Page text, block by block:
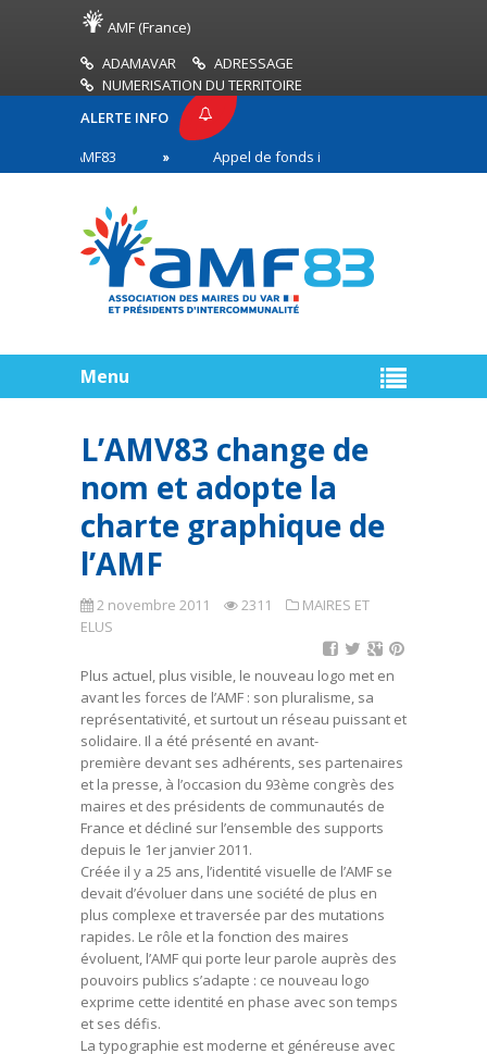
AMF (France)
ADAMAVAR
ADRESSAGE
NUMERISATION DU TERRITOIRE
ALERTE INFO
AMF83
Appel de fonds incendies de forêt
en première ligne
Menu
L’AMV83 change de
nom et adopte la
charte graphique de
l’AMF
2 novembre 2011 2311
MAIRES ET
ELUS
Plus actuel, plus visible, le nouveau logo met en
avant les forces de l’AMF : son pluralisme, sa
représentativité, et surtout un réseau puissant et
solidaire. Il a été présenté en avant-
première devant ses adhérents, ses partenaires
et la presse, à l’occasion du 93ème congrès des
maires et des présidents de communautés de
France et décliné sur l’ensemble des supports
depuis le 1er janvier 2011.
Créée il y a 25 ans, l’identité visuelle de l’AMF se
devait d’évoluer dans une société de plus en
plus complexe et traversée par des mutations
rapides. Le rôle et la fonction des maires
évoluent, l’AMF qui porte leur parole auprès des
pouvoirs publics s’adapte : ce nouveau logo
exprime cette identité en phase avec son temps
et ses défis.
La typographie est moderne et généreuse avec